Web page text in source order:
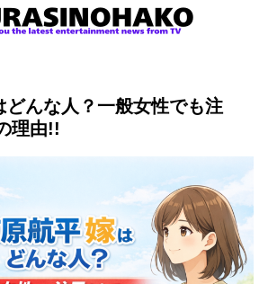
どんな人？一般女性でも注
理由!!